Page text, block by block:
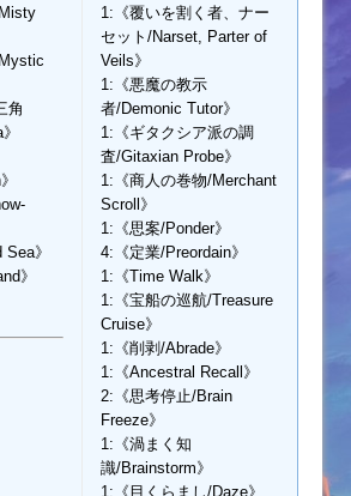
角
》
》
1:《覆いを割く者、ナー
セット/Narset, Parter of
Veils》
1:《悪魔の教示
者/Demonic Tutor》
1:《ギタクシア派の調
査/Gitaxian Probe》
1:《商人の巻物/Merchant
Scroll》
1:《思案/Ponder》
4:《定業/Preordain》
1:《Time Walk》
1:《宝船の巡航/Treasure
Cruise》
1:《削剥/Abrade》
1:《Ancestral Recall》
2:《思考停止/Brain
Freeze》
1:《渦まく知
識/Brainstorm》
1:《目くらまし/Daze》